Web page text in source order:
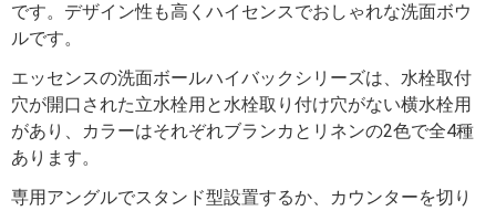
です。デザイン性も高くハイセンスでおしゃれな洗面ボウ
ルです。
エッセンスの洗面ボールハイバックシリーズは、水栓取付
穴が開口された立水栓用と水栓取り付け穴がない横水栓用
があり、カラーはそれぞれブランカとリネンの2色で全4種
あります。
専用アングルでスタンド型設置するか、カウンターを切り